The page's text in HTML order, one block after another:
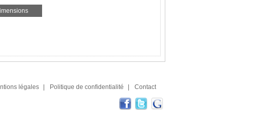
légales Politique de confidentialité Contact